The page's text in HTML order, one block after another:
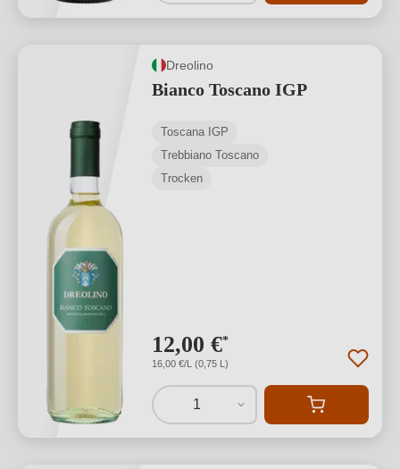
Dreolino
Bianco Toscano IGP
Toscana IGP
Trebbiano Toscano
Trocken
12,00 €*
16,00 €/L (0,75 L)
1